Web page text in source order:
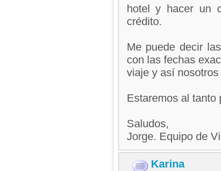
hotel y hacer un
crédito.
Me puede decir
con las fechas
viaje y así
Estaremos al tanto
Saludos,
Jorge. Equipo de
Karina